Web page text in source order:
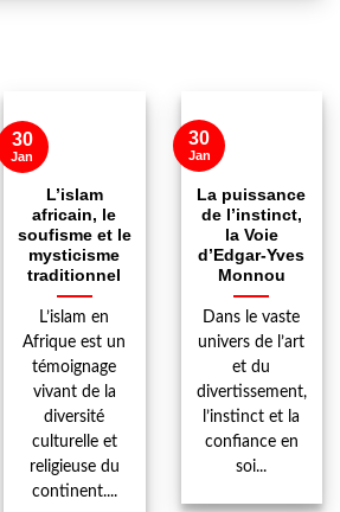
L’islam
africain, le
soufisme et le
mysticisme
traditionnel
L’islam en
Afrique est un
témoignage
vivant de la
diversité
culturelle et
religieuse du
continent....
30
Jan
La puissance
de l’instinct,
la Voie
d’Edgar-Yves
Monnou
Dans le vaste
univers de l’art
et du
divertissement,
l’instinct et la
confiance en
soi...
30
Jan